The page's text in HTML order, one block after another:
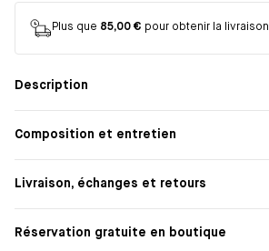
Plus que 85,00 € pour obtenir la livraison
Description
Composition et entretien
Livraison, échanges et retours
Réservation gratuite en boutique